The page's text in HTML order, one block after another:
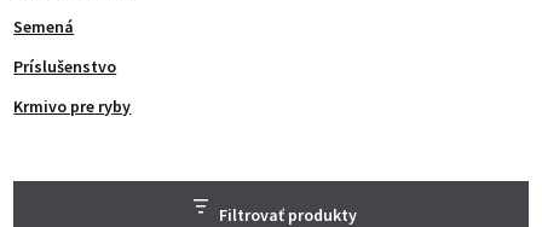
Semená
Príslušenstvo
Krmivo pre ryby
Filtrovať produkty